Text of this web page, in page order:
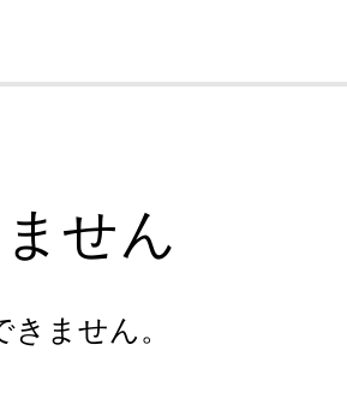
せん
ません。